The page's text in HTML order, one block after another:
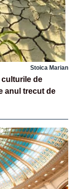
Stoica Marian
de
anul trecut de